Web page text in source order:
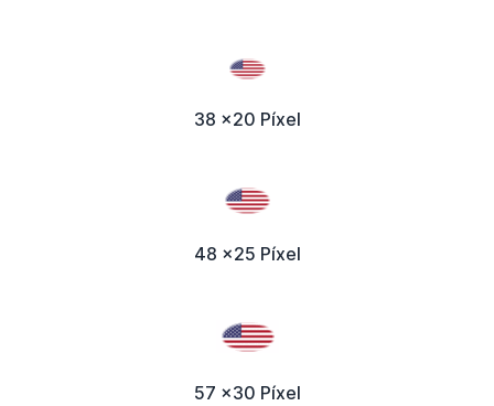
38 x20 Píxel
48 x25 Píxel
57 x30 Píxel